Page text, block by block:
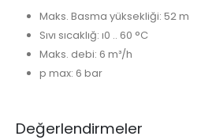
Maks. Basma yüksekliği: 52 m
Sıvı sıcaklığ: ı0 .. 60 °C
Maks. debi: 6 m³/h
p max: 6 bar
Değerlendirmeler